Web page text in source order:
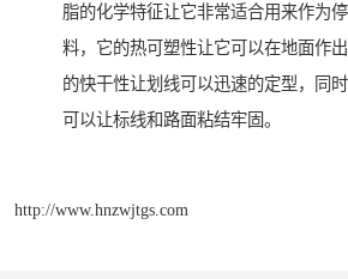
脂的化学特征让它非常适合用来作为
料，它的热可塑性让它可以在地面作
的快干性让划线可以迅速的定型，同
可以让标线和路面粘结牢固。
http://www.hnzwjtgs.com